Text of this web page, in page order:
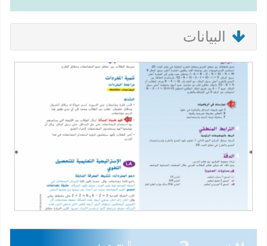
البيانات